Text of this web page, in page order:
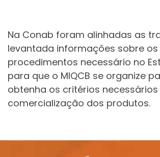
Na Conab foram alinhadas as
levantada informações sobre os
procedimentos necessário no
para que o MIQCB se organize
obtenha os critérios
comercialização dos produtos.